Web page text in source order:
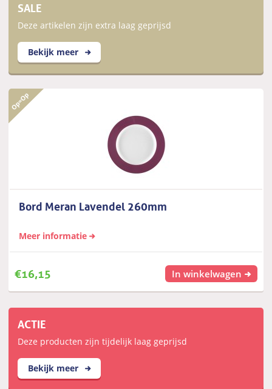
SALE
Deze artikelen zijn extra laag geprijsd
Bekijk meer
Bord Meran Lavendel 260mm
Meer informatie
€16,15 In winkelwagen
ACTIE
Deze producten zijn tijdelijk laag geprijsd
Bekijk meer